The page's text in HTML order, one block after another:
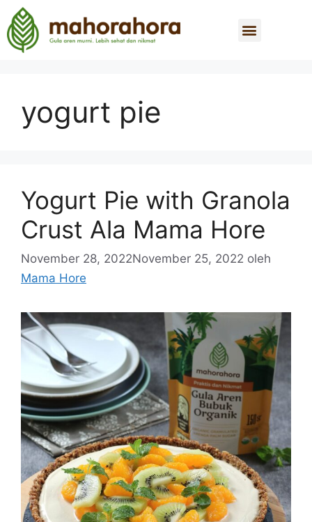
yogurt pie
Yogurt Pie with Granola
Crust Ala Mama Hore
November 28, 2022November 25, 2022 oleh
Mama Hore